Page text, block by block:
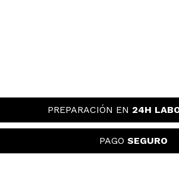
PREPARACIÓN EN 24H
PAGO SEGURO